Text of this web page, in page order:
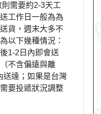
需要約2-3天工
工作日一般為為
貨，週末大多不
以下幾種情況：
1-2日內即會送
不含偏遠與離
送達；如果是台灣
要投遞狀況調整